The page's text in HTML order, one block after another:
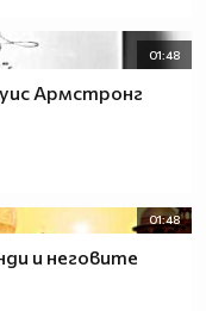
01:48
Армстронг
01:48
и неговите